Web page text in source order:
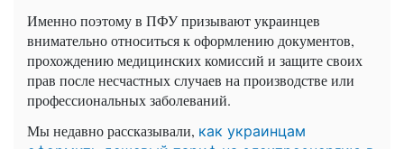
Именно поэтому в ПФУ призывают украинцев
внимательно относиться к оформлению документов,
прохождению медицинских комиссий и защите своих
прав после несчастных случаев на производстве или
профессиональных заболеваний.
Мы недавно рассказывали, как украинцам